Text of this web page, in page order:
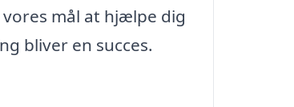
mål at hjælpe dig
bliver en succes.